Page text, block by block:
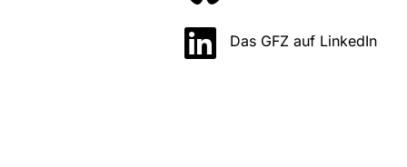
Das GFZ auf LinkedIn